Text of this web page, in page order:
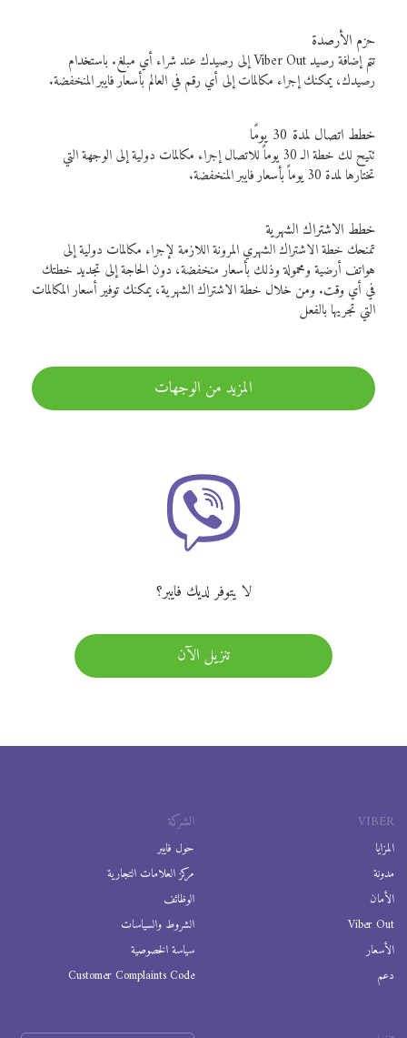
حزم الأرصدة
تتم إضافة رصيد Viber Out إلى رصيدك عند شراء أي مبلغ. باستخدام
رصيدك، يمكنك إجراء مكالمات إلى أي رقم في العالم بأسعار فايبر المنخفضة.
خطط اتصال لمدة 30 يومًا
تتيح لك خطة الـ 30 يوماً للاتصال إجراء مكالمات دولية إلى الوجهة التي
تختارها لمدة 30 يوماً بأسعار فايبر المنخفضة.
خطط الاشتراك الشهرية
تمنحك خطة الاشتراك الشهري المرونة اللازمة لإجراء مكالمات دولية إلى
هواتف أرضية ومحمولة وذلك بأسعار منخفضة، دون الحاجة إلى تجديد خطتك
في أي وقت. ومن خلال خطة الاشتراك الشهرية، يمكنك توفير أسعار المكالمات
التي تجريها بالفعل
المزيد من الوجهات
لا يتوفر لديك فايبر؟
تنزيل الآن
VIBER
المزايا
مدونة
الأمان
Viber Out
الأسعار
دعم
الشركة
حول فايبر
مركز العلامات التجارية
الوظائف
الشروط والسياسات
سياسة الخصوصية
Customer Complaints Code